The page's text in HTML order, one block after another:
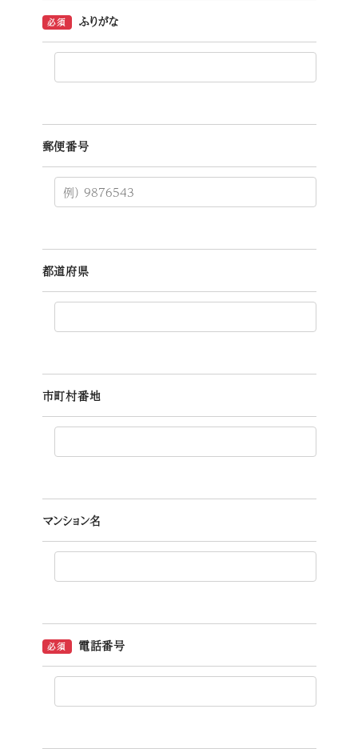
必須 ふりがな
郵便番号
都道府県
市町村番地
マンション名
必須 電話番号